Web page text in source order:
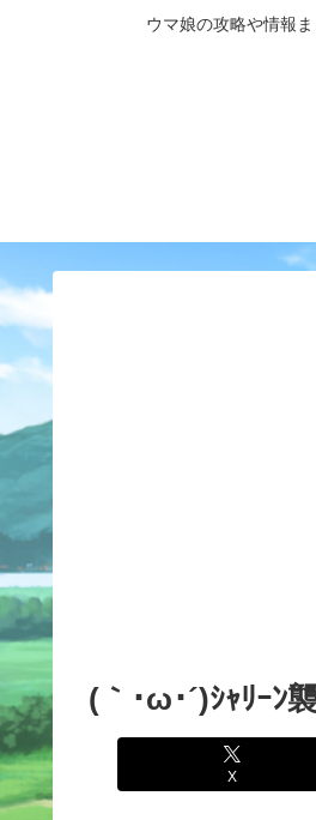
ウマ娘の攻略や情報
(｀･ω･´)ｼｬﾘｰﾝ
X